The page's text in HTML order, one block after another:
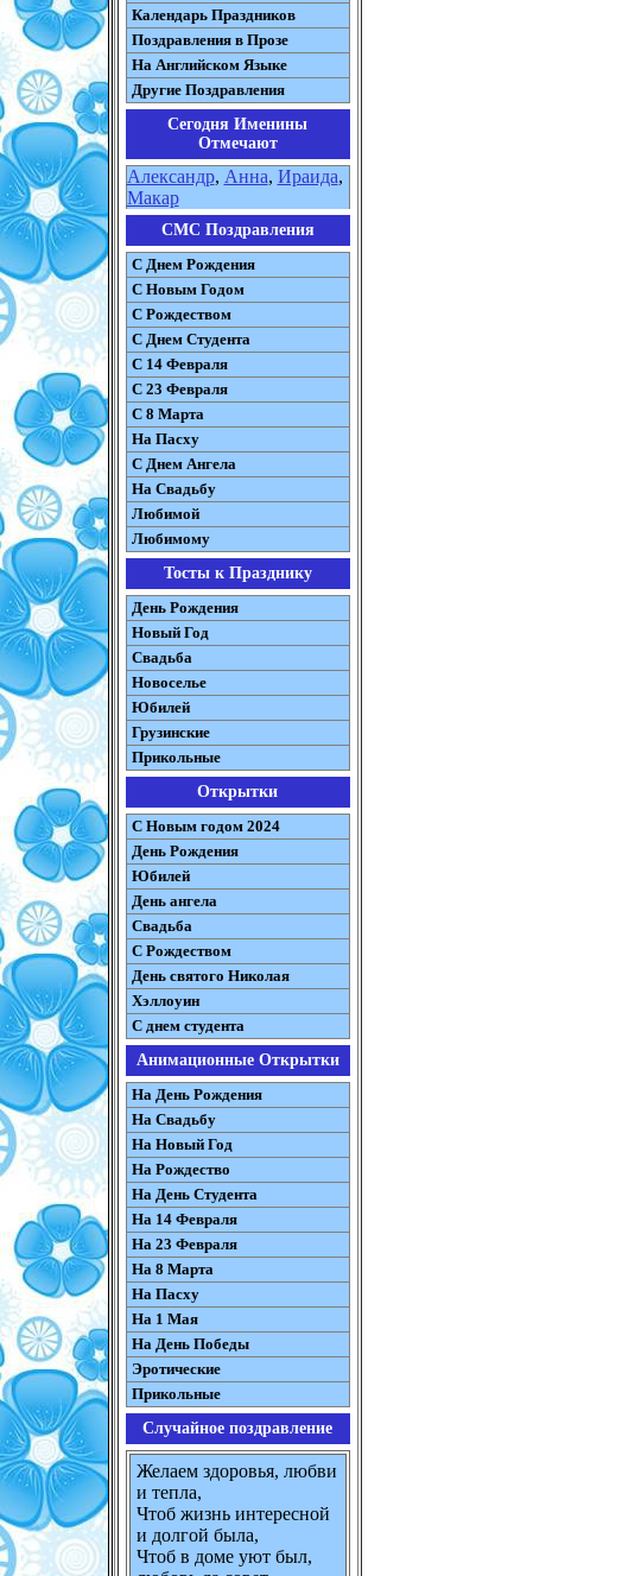
Календарь Праздников
Поздравления в Прозе
На Английском Языке
Другие Поздравления
Сегодня Именины
Отмечают
Александр, Анна, Ираида,
Макар
СМС Поздравления
С Днем Рождения
С Новым Годом
С Рождеством
C Днем Студента
С 14 Февраля
С 23 Февраля
С 8 Марта
На Пасху
C Днем Ангела
На Свадьбу
Любимой
Любимому
Тосты к Празднику
День Рождения
Новый Год
Свадьба
Новоселье
Юбилей
Грузинские
Прикольные
Открытки
С Новым годом 2024
День Рождения
Юбилей
День ангела
Свадьба
С Рождеством
День святого Николая
Хэллоуин
С днем студента
Анимационные Открытки
На День Рождения
На Свадьбу
На Новый Год
На Рождество
На День Студента
На 14 Февраля
На 23 Февраля
На 8 Марта
На Пасху
На 1 Мая
На День Победы
Эротические
Прикольные
Случайное поздравление
Желаем здоровья, любви
и тепла,
Чтоб жизнь интересной
и долгой была,
Чтоб в доме уют был,